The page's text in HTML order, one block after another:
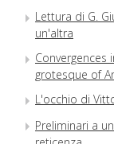
Lettura di G.
un'altra
grotesque of
L'occhio di
Preliminari a